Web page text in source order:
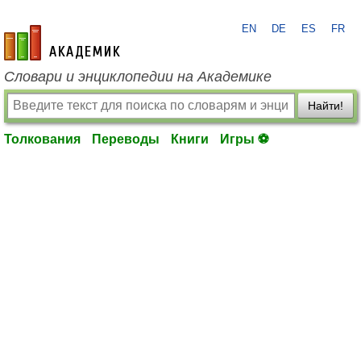
academic.ru
EN DE ES FR
Словари и энциклопедии на Академике
Найти!
Толкования Переводы Книги Игры ⚽